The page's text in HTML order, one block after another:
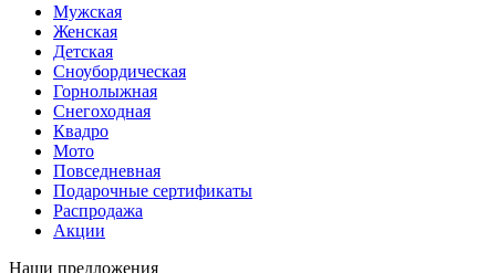
Мужская
Женская
Детская
Сноубордическая
Горнолыжная
Снегоходная
Квадро
Мото
Повседневная
Подарочные сертификаты
Распродажа
Акции
Наши предложения